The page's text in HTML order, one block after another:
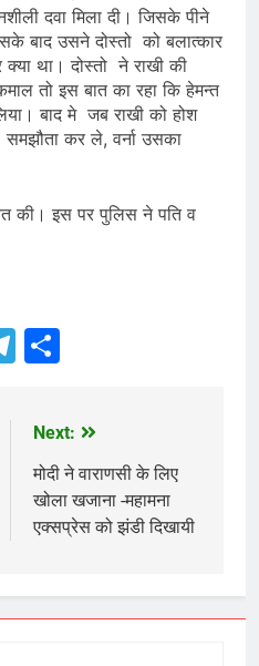
दवा मिला दी। जिसके पीने
बाद उसने दोस्तो को बलात्कार
था। दोस्तो ने राखी की
तो इस बात का रहा कि हेमन्त
बाद मे जब राखी को होश
कर ले, वर्ना उसका
की। इस पर पुलिस ने पति व
Telegram
Next:
मोदी ने वाराणसी के लिए
खोला खजाना -महामना
एक्सप्रेस को झंडी दिखायी